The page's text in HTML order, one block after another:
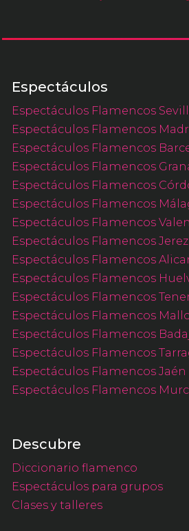
Espectáculos
Espectáculos Flamencos
Espectáculos Flamencos
Espectáculos Flamencos
Espectáculos Flamencos
Espectáculos Flamencos
Espectáculos Flamencos
Espectáculos Flamencos
Espectáculos Flamencos Jerez
Espectáculos Flamencos
Espectáculos Flamencos
Espectáculos Flamencos
Espectáculos Flamencos
Espectáculos Flamencos
Espectáculos Flamencos
Espectáculos Flamencos Jaén
Espectáculos Flamencos
Descubre
Diccionario flamenco
Espectáculos para grupos
Clases y talleres